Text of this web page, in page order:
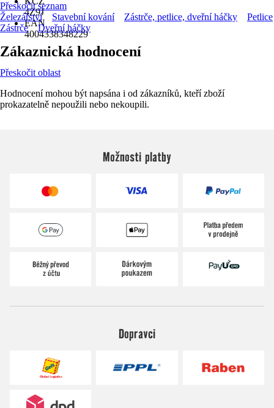
4Z9J
EAN
4004338348229
Přeskočit seznam
Železářství
Stavební kování Zástrče, petlice, dveřní háčky
Petlice
Zástrče
Dveřní háčky
Zákaznická hodnocení
Přeskočit oblast
Hodnocení mohou být napsána i od zákazníků, kteří zboží
prokazatelně nepoužili nebo nekoupili.
Možnosti platby
Dopravci